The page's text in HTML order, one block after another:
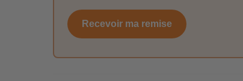
Recevoir ma remise